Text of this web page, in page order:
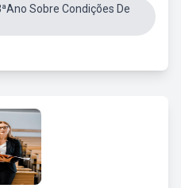
Sobre Condições De